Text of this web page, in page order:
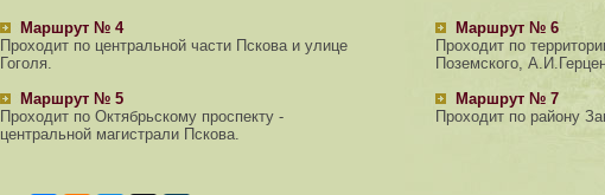
Маршрут № 4
Проходит по центральной части Пскова и улице
Гоголя.
Маршрут № 5
Проходит по Октябрьскому проспекту -
центральной магистрали Пскова.
Маршрут № 6
Проходит по
Поземского,
Маршрут № 7
Проходит по району